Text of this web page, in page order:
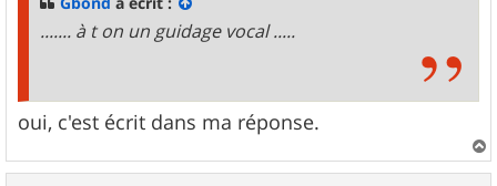
....... à t on un guidage vocal .....
oui, c'est écrit dans ma réponse.
a